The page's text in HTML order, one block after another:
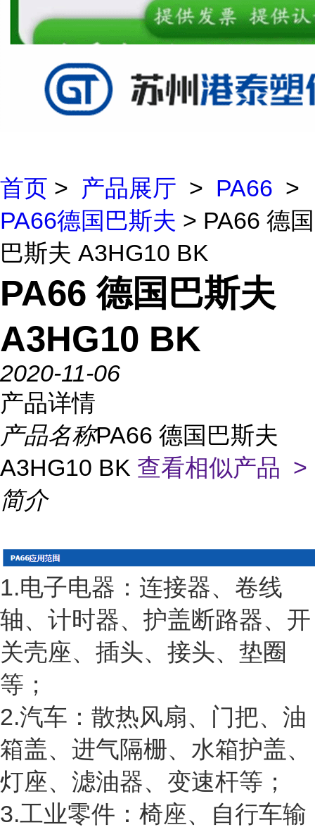
首页 > 产品展厅 > PA66 >
PA66德国巴斯夫 > PA66 德国
巴斯夫 A3HG10 BK
PA66 德国巴斯夫
A3HG10 BK
2020-11-06
产品详情
产品名称PA66 德国巴斯夫
A3HG10 BK 查看相似产品 >
简介
1.电子电器：连接器、卷线
轴、计时器、护盖断路器、开
关壳座、插头、接头、垫圈
等；
2.汽车：散热风扇、门把、油
箱盖、进气隔栅、水箱护盖、
灯座、滤油器、变速杆等；
3.工业零件：椅座、自行车输